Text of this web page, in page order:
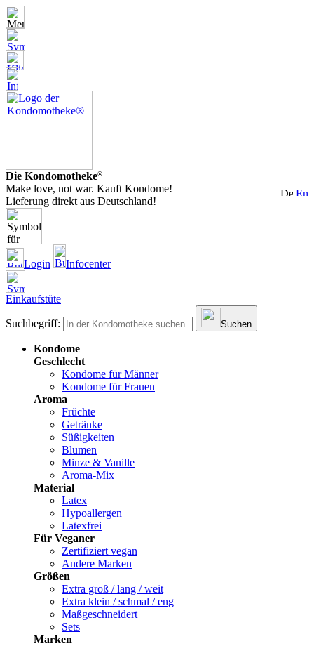
Die Kondomotheke®
Make love, not war. Kauft Kondome!
Lieferung direkt aus Deutschland!
Login Infocenter
Einkaufstüte
Suchbegriff: Suchen
Kondome
Geschlecht
Kondome für Männer
Kondome für Frauen
Aroma
Früchte
Getränke
Süßigkeiten
Blumen
Minze & Vanille
Aroma-Mix
Material
Latex
Hypoallergen
Latexfrei
Für Veganer
Zertifiziert vegan
Andere Marken
Größen
Extra groß / lang / weit
Extra klein / schmal / eng
Maßgeschneidert
Sets
Marken